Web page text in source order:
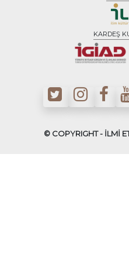
KARDEŞ
© COPYRIGHT - İLMİ